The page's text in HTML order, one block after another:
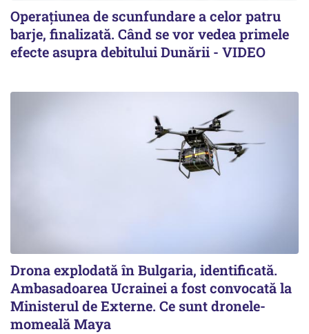
Operațiunea de scunfundare a celor patru
barje, finalizată. Când se vor vedea primele
efecte asupra debitului Dunării - VIDEO
Drona explodată în Bulgaria, identificată.
Ambasadoarea Ucrainei a fost convocată la
Ministerul de Externe. Ce sunt dronele-
momeală Maya